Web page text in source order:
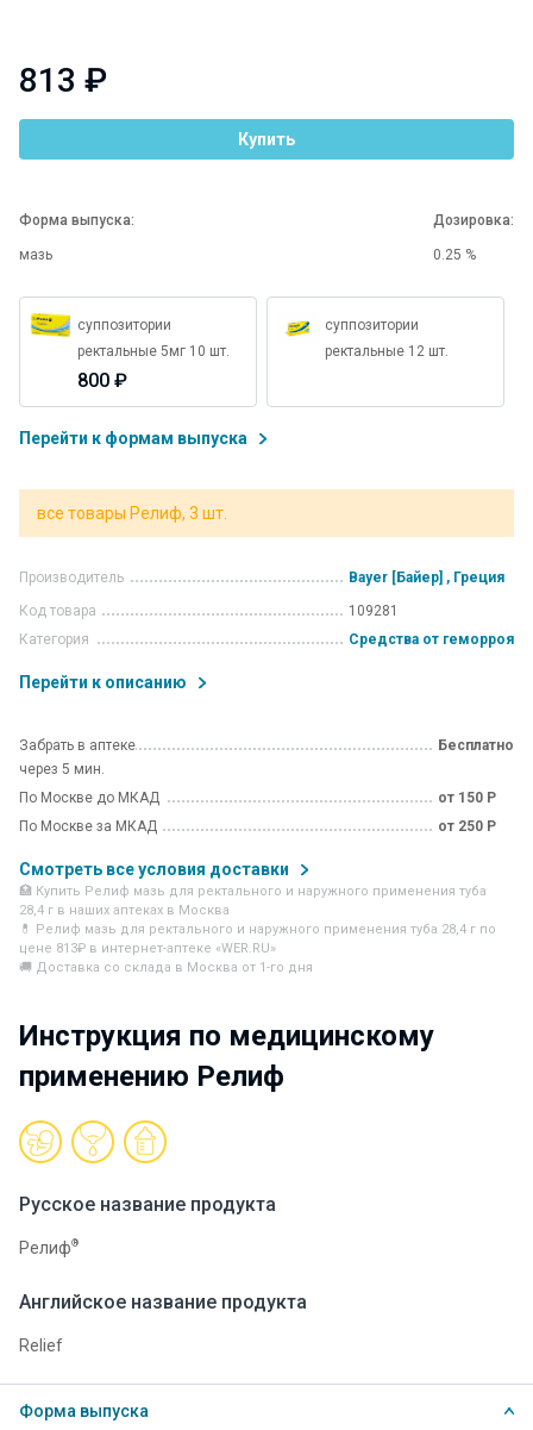
813 ₽
Купить
Форма выпуска:
мазь
Дозировка:
0.25 %
суппозитории
ректальные 5мг 10 шт.
800 ₽
суппозитории
ректальные 12 шт.
Перейти к формам выпуска
все товары Релиф, 3 шт.
Производитель
Bayer [Байер] , Греция
Код товара
109281
Категория
Средства от геморроя
Перейти к описанию
Забрать в аптеке
через 5 мин.
Бесплатно
По Москве до МКАД
от 150 Р
По Москве за МКАД
от 250 Р
Смотреть все условия доставки
🏥 Купить Релиф мазь для ректального и наружного применения туба
28,4 г в наших аптеках в Москва
💊 Релиф мазь для ректального и наружного применения туба 28,4 г по
цене 813₽ в интернет-аптеке «WER.RU»
🚚 Доставка со склада в Москва от 1-го дня
Инструкция по медицинскому
применению Релиф
Русское название продукта
Релиф®
Английское название продукта
Relief
Форма выпуска